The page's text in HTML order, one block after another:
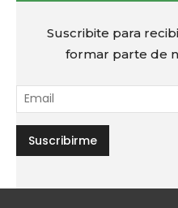
Suscribite para
formar parte de